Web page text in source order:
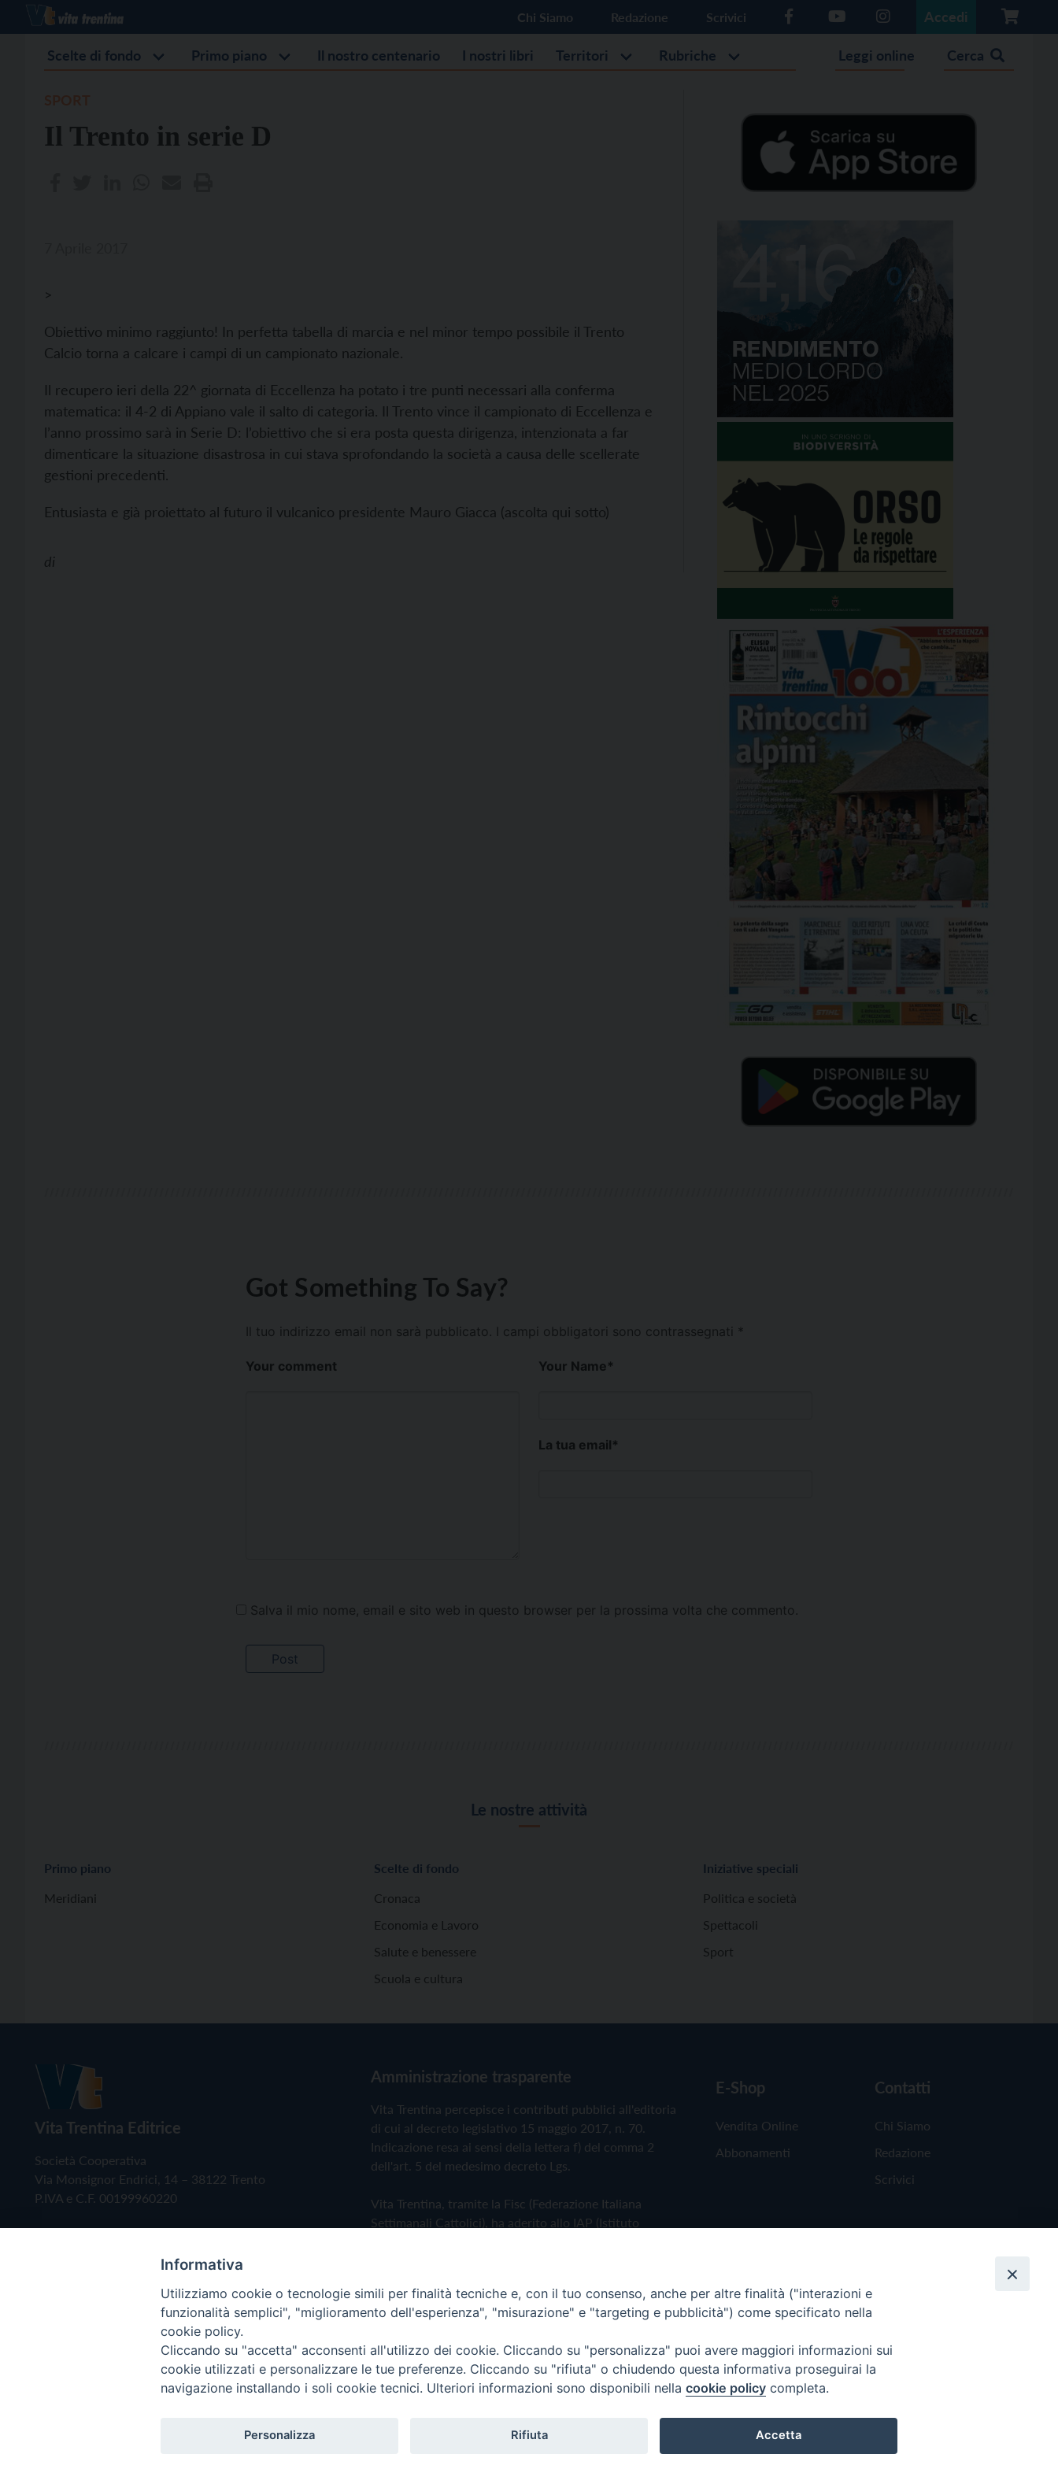
Chi Siamo Redazione Scrivici Accedi
Scelte di fondo Primo piano Il nostro centenario I nostri libri Territori Rubriche Leggi online Cerca
Il Trento in serie D
>
Obiettivo minimo raggiunto! In perfetta tabella di marcia e nel minor tempo possibile il Trento
Calcio torna a calcare i campi di un campionato nazionale.
Il recupero ieri della 22^ giornata di Eccellenza ha potato i tre punti necessari alla conferma
matematica: il 4-2 di Appiano vale il salto di categoria. Il Trento vince il campionato di Eccellenza e
l’anno prossimo sarà in Serie D: l’obiettivo che si era posta questa dirigenza, intenzionata a far
dimenticare la situazione disastrosa in cui stava sprofondando la società a causa delle scellerate
gestioni precedenti.
Entusiasta e già proiettato al futuro il vulcanico presidente Mauro Giacca (ascolta qui sotto)
di
Got Something To Say?
Il tuo indirizzo email non sarà pubblicato. I campi obbligatori sono contrassegnati *
Your comment Your Name*
La tua email*
Salva il mio nome, email e sito web in questo browser per la prossima volta che commento.
Le nostre attività
Primo piano
Meridiani
Scelte di fondo
Cronaca
Economia e Lavoro
Salute e benessere
Scuola e cultura
Iniziative speciali
Politica e società
Spettacoli
Sport
Vita Trentina Editrice
Società Cooperativa
Via Monsignor Endrici, 14 – 38122 Trento
P.IVA e C.F. 00199960220
Amministrazione trasparente
Vita Trentina percepisce i contributi pubblici all'editoria
di cui al decreto legislativo 15 maggio 2017, n. 70.
Indicazione resa ai sensi della lettera f) del comma 2
dell'art. 5 del medesimo decreto Lgs.
Vita Trentina, tramite la Fisc (Federazione Italiana
Settimanali Cattolici), ha aderito allo IAP (Istituto
Privacy Policy Cookie Policy
E-Shop
Vendita Online
Abbonamenti
Contatti
Chi Siamo
Redazione
Scrivici
Copyright © 2019 - Tutti i diritti riservati - Vita Trentina Editrice
Informativa
Utilizziamo cookie o tecnologie simili per finalità tecniche e, con il tuo consenso, anche per altre finalità ("interazioni e
funzionalità semplici", "miglioramento dell'esperienza", "misurazione" e "targeting e pubblicità") come specificato nella
cookie policy.
Cliccando su "accetta" acconsenti all'utilizzo dei cookie. Cliccando su "personalizza" puoi avere maggiori informazioni sui
cookie utilizzati e personalizzare le tue preferenze. Cliccando su "rifiuta" o chiudendo questa informativa proseguirai la
navigazione installando i soli cookie tecnici. Ulteriori informazioni sono disponibili nella cookie policy completa.
Personalizza Rifiuta Accetta